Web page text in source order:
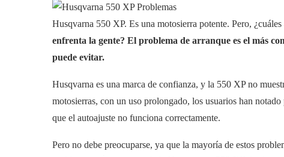
Husqvarna 550 XP. Es una motosierra potente. Pero, ¿cuáles
enfrenta la gente? El problema de arranque es el más
puede evitar.
Husqvarna es una marca de confianza, y la 550 XP no
motosierras, con un uso prolongado, los usuarios han
que el autoajuste no funciona correctamente.
Pero no debe preocuparse, ya que la mayoría de estos